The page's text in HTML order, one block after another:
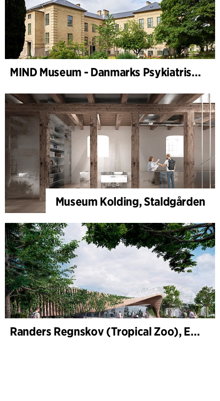
MIND Museum - Danmarks Psykiatriske Museum
Museum Kolding, Staldgården
Randers Regnskov (Tropical Zoo), Expansion